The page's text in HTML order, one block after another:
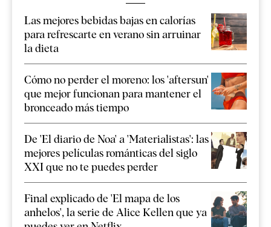
Las mejores bebidas bajas en calorías
para refrescarte en verano sin arruinar
la dieta
Cómo no perder el moreno: los 'aftersun'
que mejor funcionan para mantener el
bronceado más tiempo
De 'El diario de Noa' a 'Materialistas': las
mejores películas románticas del siglo
XXI que no te puedes perder
Final explicado de 'El mapa de los
anhelos', la serie de Alice Kellen que ya